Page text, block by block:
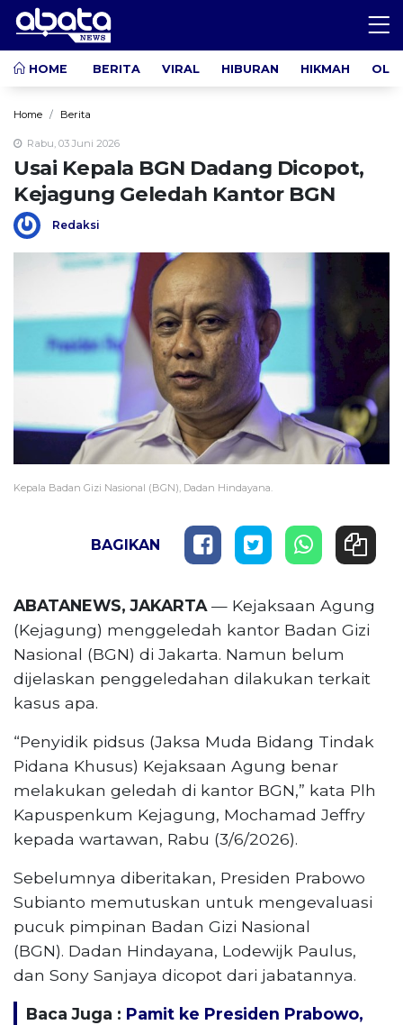
HOME BERITA VIRAL HIBURAN HIKMAH
Home Berita
Rabu, 03 Juni 2026
Usai Kepala BGN Dadang Dicopot,
Kejagung Geledah Kantor BGN
Redaksi
Kepala Badan Gizi Nasional (BGN), Dadan Hindayana.
BAGIKAN
ABATANEWS, JAKARTA — Kejaksaan Agung
(Kejagung) menggeledah kantor Badan Gizi
Nasional (BGN) di Jakarta. Namun belum
dijelaskan penggeledahan dilakukan terkait
kasus apa.
“Penyidik pidsus (Jaksa Muda Bidang Tindak
Pidana Khusus) Kejaksaan Agung benar
melakukan geledah di kantor BGN,” kata Plh
Kapuspenkum Kejagung, Mochamad Jeffry
kepada wartawan, Rabu (3/6/2026).
Sebelumnya diberitakan, Presiden Prabowo
Subianto memutuskan untuk mengevaluasi
pucuk pimpinan Badan Gizi Nasional
(BGN). Dadan Hindayana, Lodewijk Paulus,
dan Sony Sanjaya dicopot dari jabatannya.
Baca Juga : Pamit ke Presiden Prabowo,